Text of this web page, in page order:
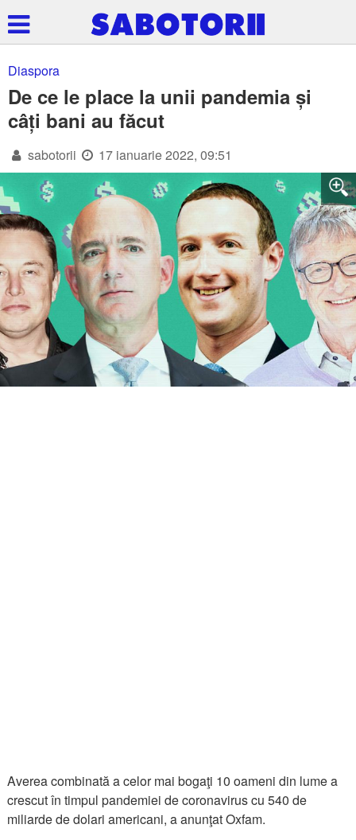
Diaspora
De ce le place la unii pandemia și
câți bani au făcut
sabotorii 17 ianuarie 2022, 09:51
Averea combinată a celor mai bogaţi 10 oameni din lume a
crescut în timpul pandemiei de coronavirus cu 540 de
miliarde de dolari americani, a anunţat Oxfam.